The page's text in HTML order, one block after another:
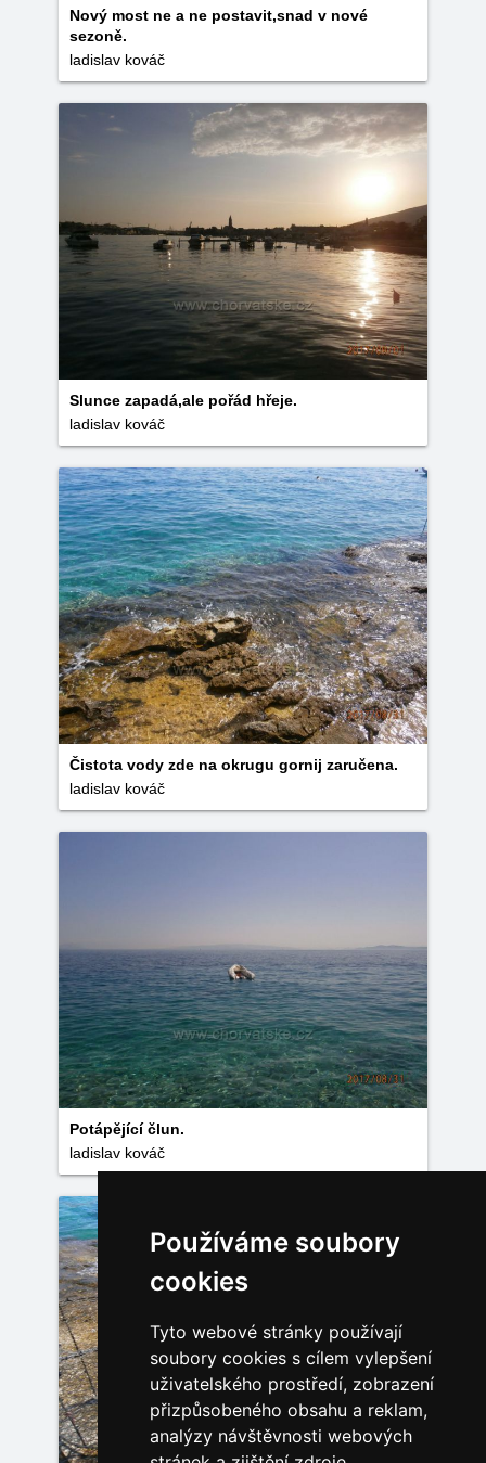
Používáme soubory
cookies
Tyto webové stránky používají
soubory cookies s cílem vylepšení
uživatelského prostředí, zobrazení
přizpůsobeného obsahu a reklam,
analýzy návštěvnosti webových
Nový most ne a ne postavit,snad v nové
sezoně.
ladislav kováč
Slunce zapadá,ale pořád hřeje.
ladislav kováč
Čistota vody zde na okrugu gornij zaručena.
ladislav kováč
Potápějící člun.
ladislav kováč